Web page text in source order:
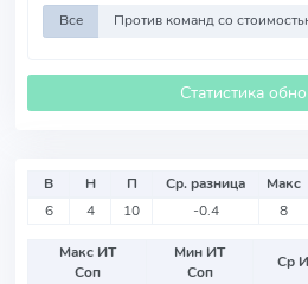
Все
Статистика
В Н П Ср. разница Макс
6
4 10 -0.4 8
Макс ИТ
Соп
Мин ИТ
Соп
Ср